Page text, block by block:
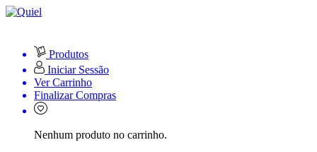
Produtos
Iniciar Sessão
Ver Carrinho
Finalizar Compras
Nenhum produto no carrinho.